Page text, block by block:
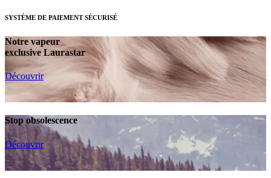
SYSTÈME DE PAIEMENT SÉCURISÉ
Notre vapeur
exclusive Laurastar
Découvrir
Stop obsolescence
Découvrir